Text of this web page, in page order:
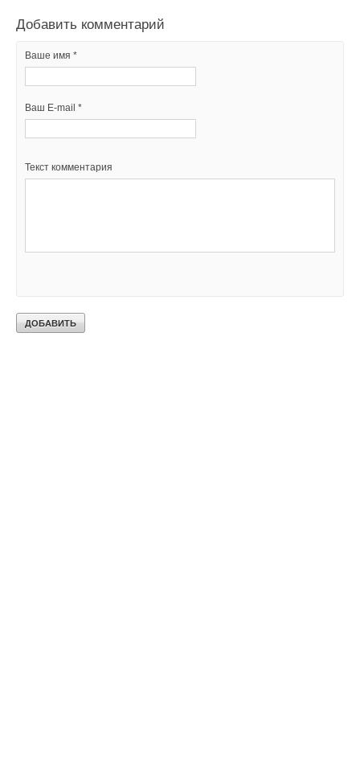
Добавить комментарий
Ваше имя *
Ваш E-mail *
Текст комментария